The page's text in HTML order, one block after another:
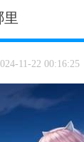
11-22 00:16:25